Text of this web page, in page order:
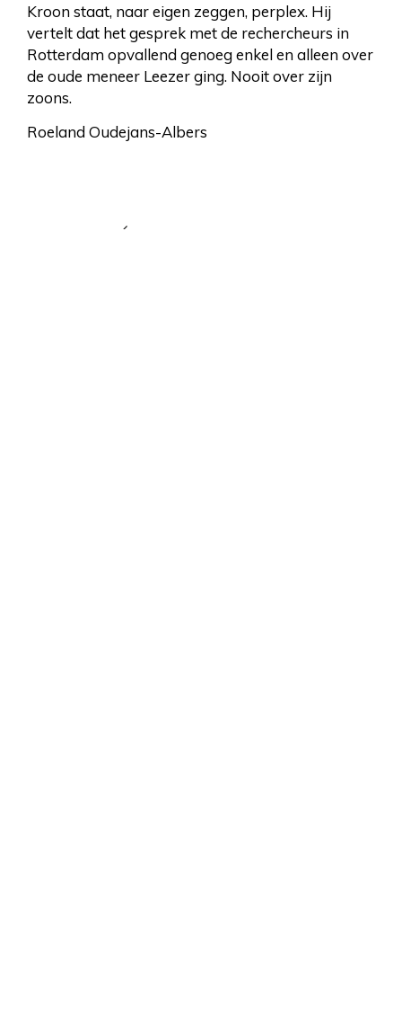
Kroon staat, naar eigen zeggen, perplex. Hij
vertelt dat het gesprek met de rechercheurs in
Rotterdam opvallend genoeg enkel en alleen over
de oude meneer Leezer ging. Nooit over zijn
zoons.
Roeland Oudejans-Albers